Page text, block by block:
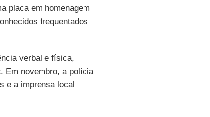
placa em homenagem
frequentados
verbal e física,
. Em novembro, a polícia
e a imprensa local